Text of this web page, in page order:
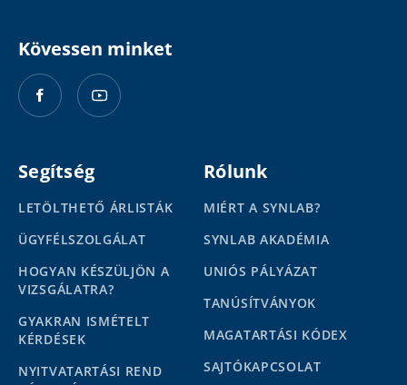
Kövessen minket
Segítség
LETÖLTHETŐ ÁRLISTÁK
ÜGYFÉLSZOLGÁLAT
HOGYAN KÉSZÜLJÖN A
VIZSGÁLATRA?
GYAKRAN ISMÉTELT
KÉRDÉSEK
NYITVATARTÁSI REND
Rólunk
MIÉRT A SYNLAB?
SYNLAB AKADÉMIA
UNIÓS PÁLYÁZAT
TANÚSÍTVÁNYOK
MAGATARTÁSI KÓDEX
SAJTÓKAPCSOLAT